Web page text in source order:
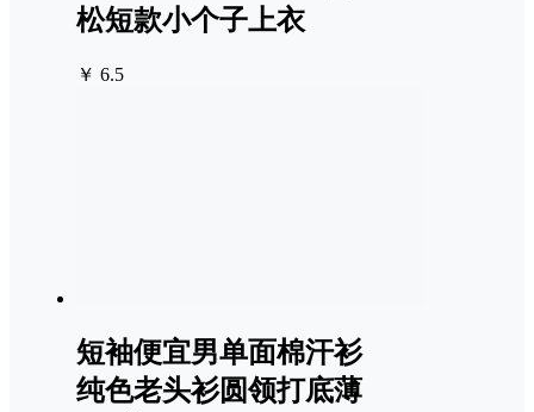
松短款小个子上衣
￥ 6.5
短袖便宜男单面棉汗衫
纯色老头衫圆领打底薄